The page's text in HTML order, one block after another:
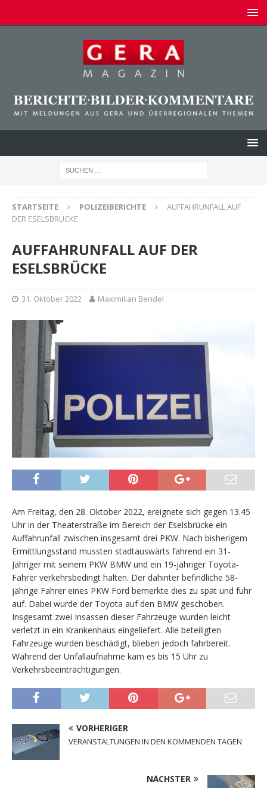
STARTSEITE POLIZEIBERICHTE
AUFFAHRUNFALL AUF
DER ESELSBRÜCKE
AUFFAHRUNFALL AUF DER
ESELSBRÜCKE
31. Oktober 2022 Maximilian Bendel
Am Freitag, den 28. Oktober 2022, ereignete sich gegen 13.45
Uhr in der Theaterstraße im Bereich der Eselsbrücke ein
Auffahrunfall zwischen insgesamt drei PKW. Nach bisherigem
Ermittlungsstand mussten stadtauswärts fahrend ein 31-
Jähriger mit seinem PKW BMW und ein 19-jähriger Toyota-
Fahrer verkehrsbedingt halten. Der dahinter befindliche 58-
jährige Fahrer eines PKW Ford bemerkte dies zu spät und fuhr
auf. Dabei wurde der Toyota auf den BMW geschoben.
Insgesamt zwei Insassen dieser Fahrzeuge wurden leicht
verletzt in ein Krankenhaus eingeliefert. Alle beteiligten
Fahrzeuge wurden beschädigt, blieben jedoch fahrbereit.
Während der Unfallaufnahme kam es bis 15 Uhr zu
Verkehrsbeeinträchtigungen.
VORHERIGER
VERANSTALTUNGEN IN DEN KOMMENDEN TAGEN
NÄCHSTER